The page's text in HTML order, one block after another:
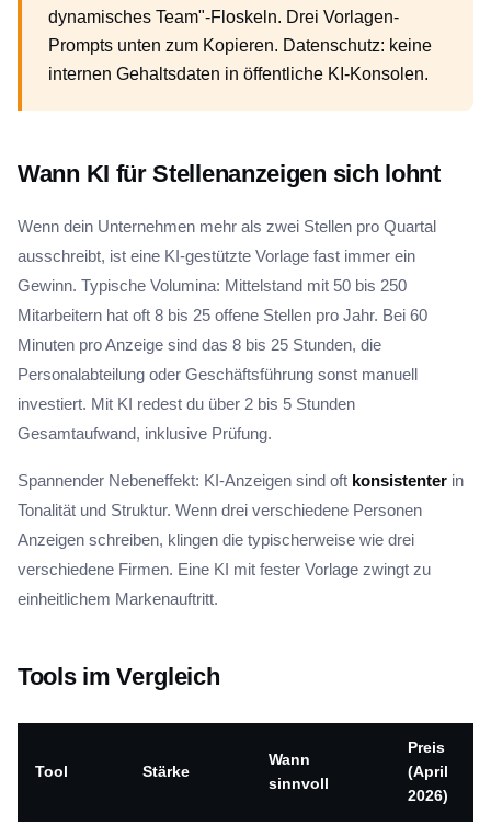
dynamisches Team"-Floskeln. Drei Vorlagen-
Prompts unten zum Kopieren. Datenschutz: keine
internen Gehaltsdaten in öffentliche KI-Konsolen.
Wann KI für Stellenanzeigen sich lohnt
Wenn dein Unternehmen mehr als zwei Stellen pro Quartal
ausschreibt, ist eine KI-gestützte Vorlage fast immer ein
Gewinn. Typische Volumina: Mittelstand mit 50 bis 250
Mitarbeitern hat oft 8 bis 25 offene Stellen pro Jahr. Bei 60
Minuten pro Anzeige sind das 8 bis 25 Stunden, die
Personalabteilung oder Geschäftsführung sonst manuell
investiert. Mit KI redest du über 2 bis 5 Stunden
Gesamtaufwand, inklusive Prüfung.
Spannender Nebeneffekt: KI-Anzeigen sind oft konsistenter in
Tonalität und Struktur. Wenn drei verschiedene Personen
Anzeigen schreiben, klingen die typischerweise wie drei
verschiedene Firmen. Eine KI mit fester Vorlage zwingt zu
einheitlichem Markenauftritt.
Tools im Vergleich
Tool Stärke
Wann
sinnvoll
Preis
(April
2026)